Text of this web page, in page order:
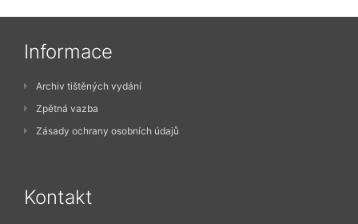
Informace
Archiv tištěných vydání
Zpětná vazba
Zásady ochrany osobních údajů
Kontakt